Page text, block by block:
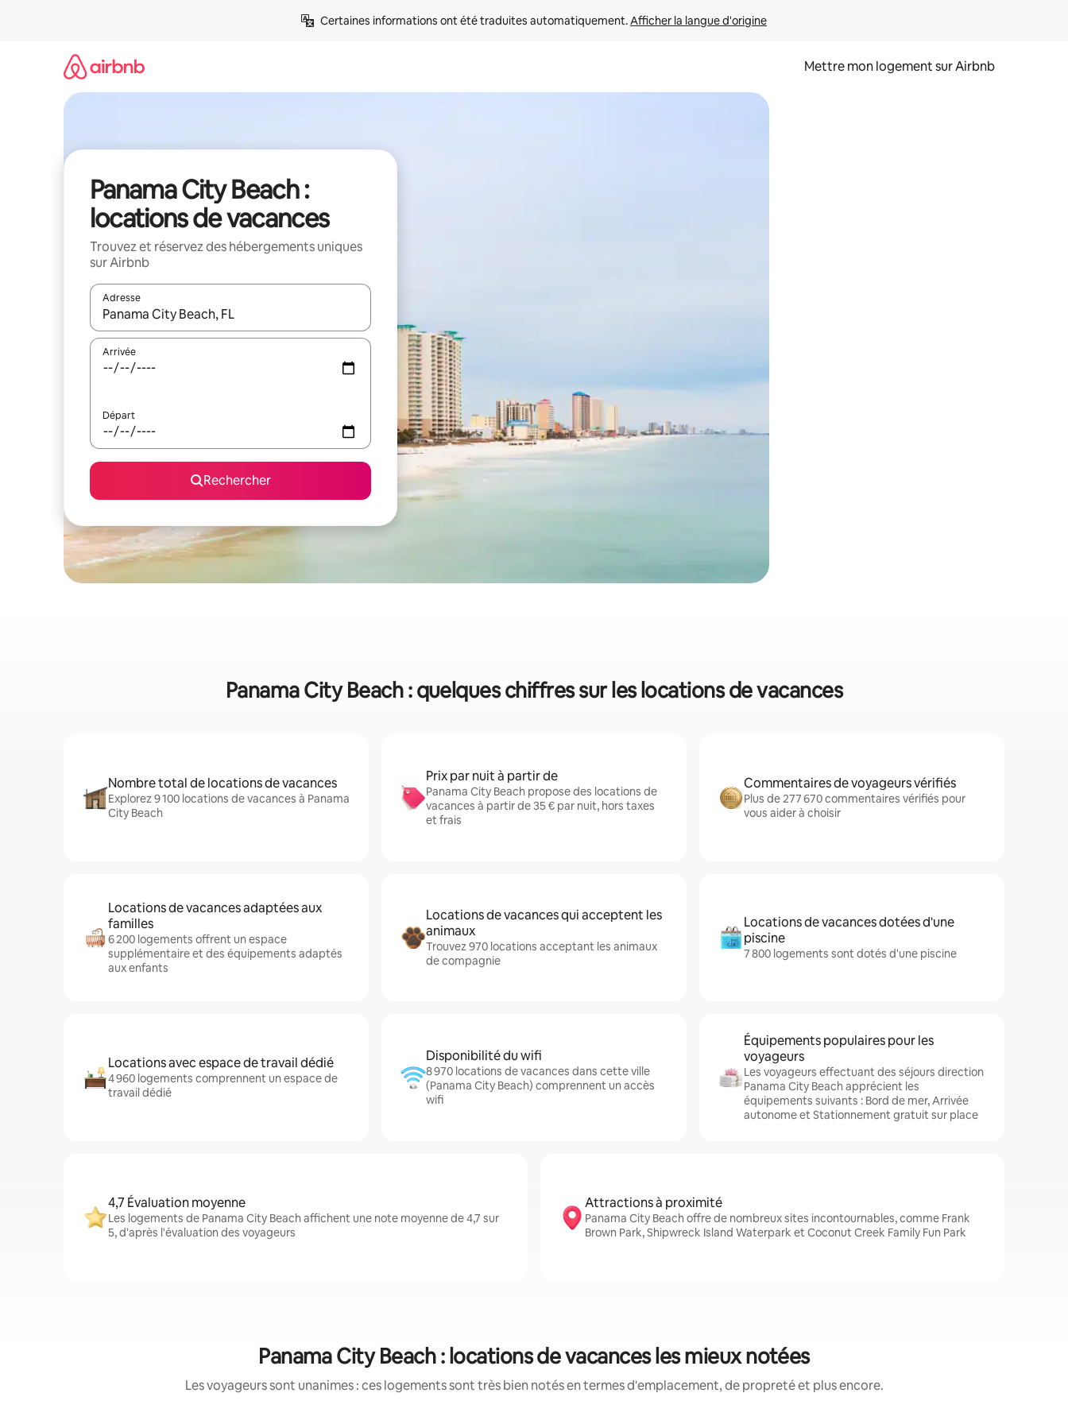
Certaines informations ont été traduites automatiquement. Afficher la langue d'origine
Mettre mon logement sur Airbnb
Panama City Beach :
locations de vacances
Trouvez et réservez des hébergements uniques
sur Airbnb
Adresse
Lorsque les résultats s'affichent, utilisez les flèches vers le haut et vers le bas pour les parcourir ou en appuyant et en faisant glisser.
Arrivée
Départ
Rechercher
Panama City Beach : quelques chiffres sur les locations de vacances
Nombre total de locations de vacances
Explorez 9 100 locations de vacances à Panama
City Beach
Prix par nuit à partir de
Panama City Beach propose des locations de
vacances à partir de 35 € par nuit, hors taxes
et frais
Commentaires de voyageurs vérifiés
Plus de 277 670 commentaires vérifiés pour
vous aider à choisir
Locations de vacances adaptées aux
familles
6 200 logements offrent un espace
supplémentaire et des équipements adaptés
aux enfants
Locations de vacances qui acceptent les
animaux
Trouvez 970 locations acceptant les animaux
de compagnie
Locations de vacances dotées d'une
piscine
7 800 logements sont dotés d'une piscine
Locations avec espace de travail dédié
4 960 logements comprennent un espace de
travail dédié
Disponibilité du wifi
8 970 locations de vacances dans cette ville
(Panama City Beach) comprennent un accès
wifi
Équipements populaires pour les
voyageurs
Les voyageurs effectuant des séjours direction
Panama City Beach apprécient les
équipements suivants : Bord de mer, Arrivée
autonome et Stationnement gratuit sur place
4,7 Évaluation moyenne
Les logements de Panama City Beach affichent une note moyenne de 4,7 sur
5, d'après l'évaluation des voyageurs
Attractions à proximité
Panama City Beach offre de nombreux sites incontournables, comme Frank
Brown Park, Shipwreck Island Waterpark et Coconut Creek Family Fun Park
Panama City Beach : locations de vacances les mieux notées
Les voyageurs sont unanimes : ces logements sont très bien notés en termes d'emplacement, de propreté et plus encore.